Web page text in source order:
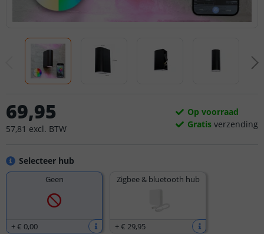
Selecteer hub
Geen
+€ 0,00
Zigbee & bluetooth hub
+€ 29,95
69,95
57,81 excl. BTW
Op voorraad
Gratis verzending